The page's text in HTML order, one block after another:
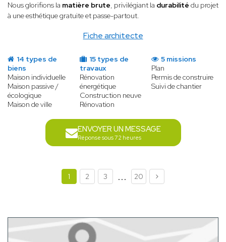
Fiche architecte
Nous glorifions la matière brute, privilégiant la durabilité du projet
à une esthétique gratuite et passe-partout.
14 types de
biens
Maison individuelle
Maison passive /
écologique
Maison de ville
15 types de
travaux
Rénovation
énergétique
Construction neuve
Rénovation
5 missions
Plan
Permis de construire
Suivi de chantier
ENVOYER UN MESSAGE
Réponse sous 72 heures
1 2 3 ... 20